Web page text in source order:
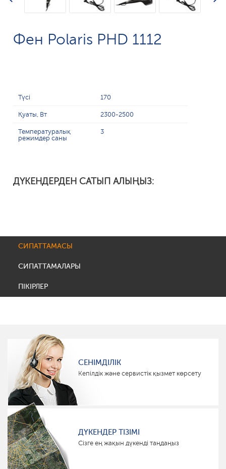
Фен Polaris PHD 1112
Түсі 170
Қуаты, Вт 2300-2500
Температуралық
режимдер саны
3
ДҮКЕНДЕРДЕН САТЫП АЛЫҢЫЗ:
СИПАТТАМАСЫ
СИПАТТАМАЛАРЫ
ПІКІРЛЕР
СЕНІМДІЛІК
Кепілдік және сервистік қызмет көрсету
ДҮКЕНДЕР ТІЗІМІ
Сізге ең жақын дүкенді таңдаңыз